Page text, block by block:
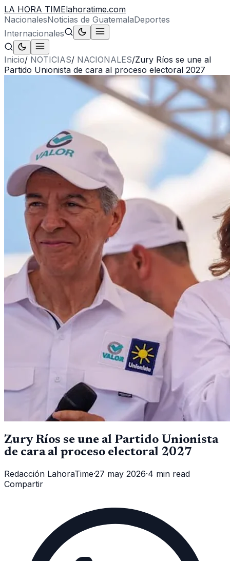
LA HORA TIMElahoratime.com
NacionalesNoticias de GuatemalaDeportes
Internacionales
Inicio/ NOTICIAS/ NACIONALES/Zury Ríos se une al
Partido Unionista de cara al proceso electoral 2027
Zury Ríos se une al Partido Unionista
de cara al proceso electoral 2027
Redacción LahoraTime·27 may 2026·4 min read
Compartir